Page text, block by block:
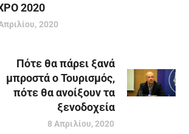
2020
2020
Πότε θα πάρει ξανά
μπροστά ο Τουρισμός,
πότε θα ανοίξουν τα
ξενοδοχεία
8 Απριλίου, 2020